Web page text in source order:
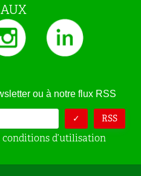
ou à notre flux RSS
RSS
conditions d’utilisation